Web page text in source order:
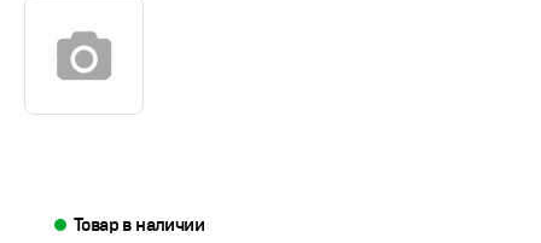
Товар в наличии